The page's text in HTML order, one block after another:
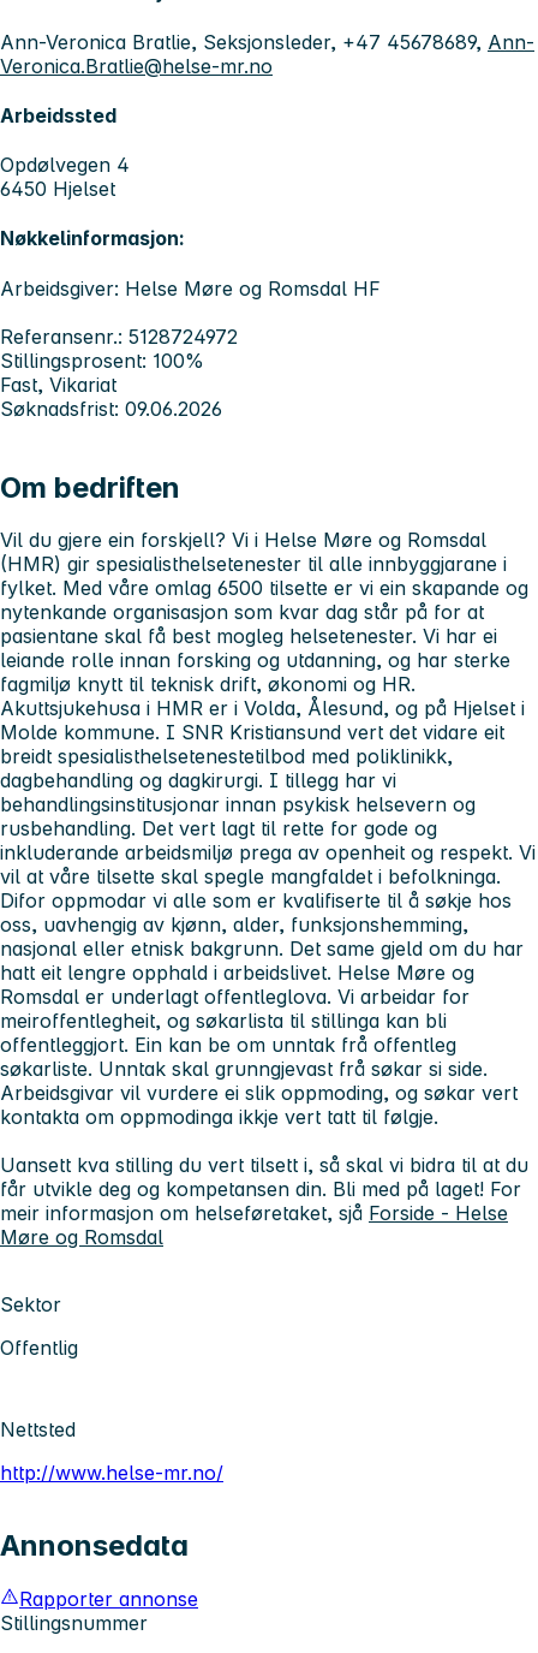
Ann-Veronica Bratlie, Seksjonsleder, +47 45678689, Ann-
Veronica.Bratlie@helse-mr.no
Arbeidssted
Opdølvegen 4
6450 Hjelset
Nøkkelinformasjon:
Arbeidsgiver: Helse Møre og Romsdal HF
Referansenr.: 5128724972
Stillingsprosent: 100%
Fast, Vikariat
Søknadsfrist: 09.06.2026
Om bedriften
Vil du gjere ein forskjell? Vi i Helse Møre og Romsdal
(HMR) gir spesialisthelsetenester til alle innbyggjarane i
fylket. Med våre omlag 6500 tilsette er vi ein skapande og
nytenkande organisasjon som kvar dag står på for at
pasientane skal få best mogleg helsetenester. Vi har ei
leiande rolle innan forsking og utdanning, og har sterke
fagmiljø knytt til teknisk drift, økonomi og HR.
Akuttsjukehusa i HMR er i Volda, Ålesund, og på Hjelset i
Molde kommune. I SNR Kristiansund vert det vidare eit
breidt spesialisthelsetenestetilbod med poliklinikk,
dagbehandling og dagkirurgi. I tillegg har vi
behandlingsinstitusjonar innan psykisk helsevern og
rusbehandling. Det vert lagt til rette for gode og
inkluderande arbeidsmiljø prega av openheit og respekt. Vi
vil at våre tilsette skal spegle mangfaldet i befolkninga.
Difor oppmodar vi alle som er kvalifiserte til å søkje hos
oss, uavhengig av kjønn, alder, funksjonshemming,
nasjonal eller etnisk bakgrunn. Det same gjeld om du har
hatt eit lengre opphald i arbeidslivet. Helse Møre og
Romsdal er underlagt offentleglova. Vi arbeidar for
meiroffentlegheit, og søkarlista til stillinga kan bli
offentleggjort. Ein kan be om unntak frå offentleg
søkarliste. Unntak skal grunngjevast frå søkar si side.
Arbeidsgivar vil vurdere ei slik oppmoding, og søkar vert
kontakta om oppmodinga ikkje vert tatt til følgje.
Uansett kva stilling du vert tilsett i, så skal vi bidra til at du
får utvikle deg og kompetansen din. Bli med på laget! For
meir informasjon om helseføretaket, sjå Forside - Helse
Møre og Romsdal
Sektor
Offentlig
Nettsted
http://www.helse-mr.no/
Annonsedata
Rapporter annonse
Stillingsnummer